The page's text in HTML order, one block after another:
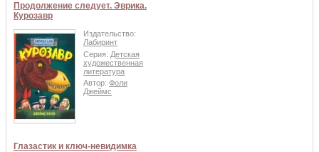
Продолжение следует. Эврика.
Курозавр
Издательство:
Лабиринт
Серия: Детская
художественная
литература
Автор: Фоли
Джеймс
Глазастик и ключ-невидимка